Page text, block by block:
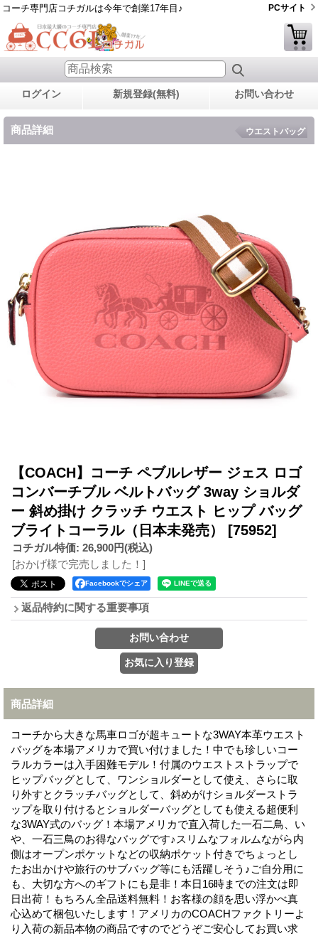
コーチ専門店コチガルは今年で創業17年目♪ PCサイト
ログイン 新規登録(無料) お問い合わせ
商品詳細 ウエストバッグ
【COACH】コーチ ペブルレザー ジェス ロゴ
コンバーチブル ベルトバッグ 3way ショルダ
ー 斜め掛け クラッチ ウエスト ヒップ バッグ
ブライトコーラル（日本未発売） [75952]
コチガル特価: 26,900円(税込)
[おかげ様で完売しました！]
Facebookでシェア
返品特約に関する重要事項
商品詳細
コーチから大きな馬車ロゴが超キュートな3WAY本革ウエスト
バッグを本場アメリカで買い付けました！中でも珍しいコー
ラルカラーは入手困難モデル！付属のウエストストラップで
ヒップバッグとして、ワンショルダーとして使え、さらに取
り外すとクラッチバッグとして、斜めがけショルダーストラ
ップを取り付けるとショルダーバッグとしても使える超便利
な3WAY式のバッグ！本場アメリカで直入荷した一石二鳥、い
や、一石三鳥のお得なバッグです♪スリムなフォルムながら内
側はオープンポケットなどの収納ポケット付きでちょっとし
たお出かけや旅行のサブバッグ等にも活躍しそう♪ご自分用に
も、大切な方へのギフトにも是非！本日16時までの注文は即
日出荷！もちろん全品送料無料！お客様の顔を思い浮かべ真
心込めて梱包いたします！アメリカのCOACHファクトリーよ
り入荷の新品本物の商品ですのでどうぞご安心してお買い求